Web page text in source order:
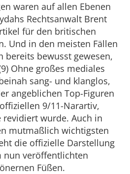
waren auf allen Ebenen
Rechtsanwalt Brent
für den britischen
Und in den meisten Fällen
bereits bewusst gewesen,
Ohne großes mediales
sang- und klanglos,
angeblichen Top-Figuren
9/11-Narartiv,
revidiert wurde. Auch in
mutmaßlich wichtigsten
die offizielle Darstellung
nun veröffentlichten
Füßen.